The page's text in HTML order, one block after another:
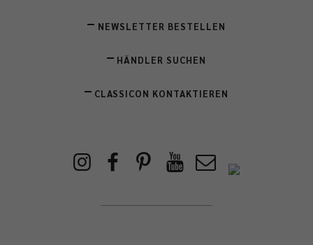
NEWSLETTER BESTELLEN
HÄNDLER SUCHEN
CLASSICON KONTAKTIEREN